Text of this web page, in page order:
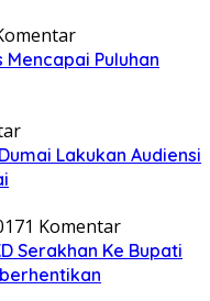
Puluhan
Lakukan Audiensi
1 Komentar
Serakhan Ke Bupati